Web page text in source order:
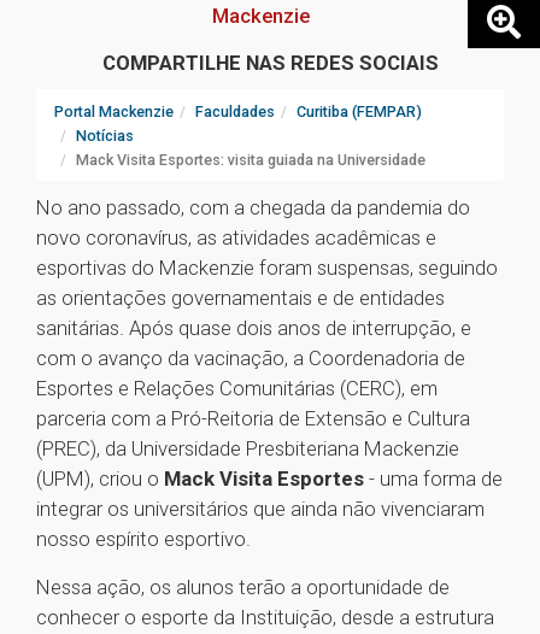
Mackenzie
COMPARTILHE NAS REDES SOCIAIS
Portal Mackenzie Faculdades
Curitiba (FEMPAR)
Notícias
Mack Visita Esportes: visita guiada na Universidade
No ano passado, com a chegada da pandemia do
novo coronavírus, as atividades acadêmicas e
esportivas do Mackenzie foram suspensas, seguindo
as orientações governamentais e de entidades
sanitárias. Após quase dois anos de interrupção, e
com o avanço da vacinação, a Coordenadoria de
Esportes e Relações Comunitárias (CERC), em
parceria com a Pró-Reitoria de Extensão e Cultura
(PREC), da Universidade Presbiteriana Mackenzie
(UPM), criou o Mack Visita Esportes - uma forma de
integrar os universitários que ainda não vivenciaram
nosso espírito esportivo.
Nessa ação, os alunos terão a oportunidade de
conhecer o esporte da Instituição, desde a estrutura